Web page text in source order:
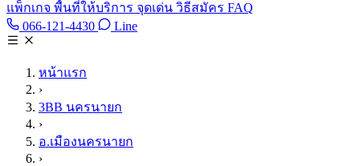
แพ็กเกจ พื้นที่ให้บริการ จุดเด่น วิธีสมัคร FAQ
066-121-4430 โทร 066-121-4430
LineLine @tan3bb
หน้าแรก
›
3BB นครนายก
›
อ.เมืองนครนายก
›